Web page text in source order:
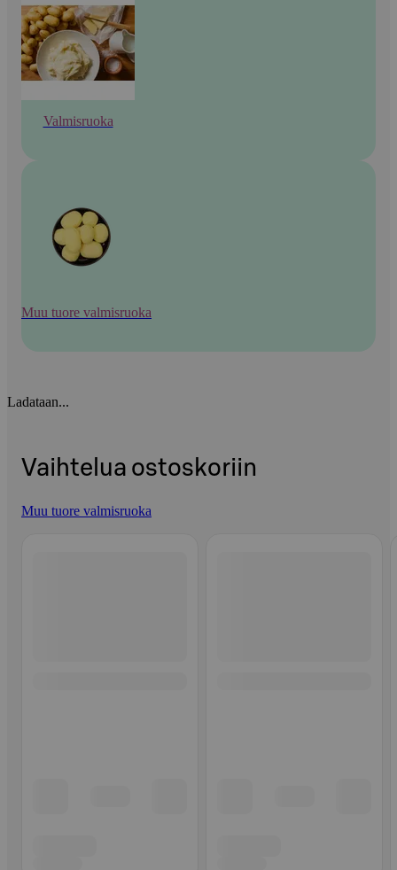
Valmisruoka
Muu tuore valmisruoka
Ladataan...
Vaihtelua ostoskoriin
Muu tuore valmisruoka